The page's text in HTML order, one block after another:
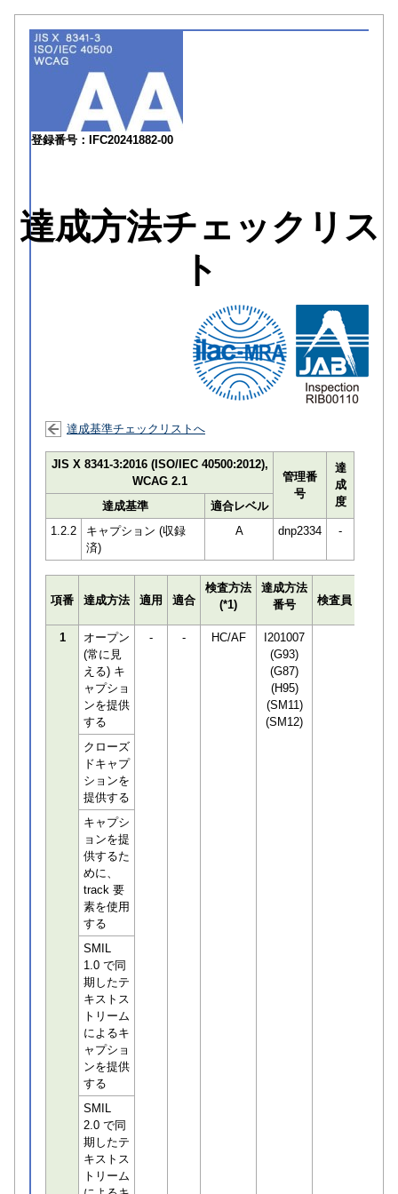
登録番号：IFC20241882-00
達成方法チェックリス
ト
達成基準チェックリストへ
JIS X 8341-3:2016 (ISO/IEC 40500:2012),
WCAG 2.1
管理番
号
達
成
度
達成基準
適合レベル
1.2.2
キャプション (収録
済)
A dnp2334 -
項番 達成方法 適用 適合
検査方法
(*1)
達成方法
番号
検査員
1
オープン
(常に見
える) キ
ャプショ
ンを提供
する
- - HC/AF
I201007
(G93)
(G87)
(H95)
(SM11)
(SM12)
クローズ
ドキャプ
ションを
提供する
キャプシ
ョンを提
供するた
めに、
track 要
素を使用
する
SMIL
1.0 で同
期したテ
キストス
トリーム
によるキ
ャプショ
ンを提供
する
SMIL
2.0 で同
期したテ
キストス
トリーム